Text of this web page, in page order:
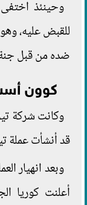
وحينئذ
للقبض عليه،
ضده من قبل جنة
كوون
وكانت شركة
قد أنشأت عملة
وبعد انهيار
أعلنت كوريا